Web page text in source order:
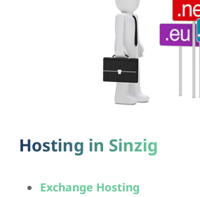
Hosting in Sinzig
Exchange Hosting